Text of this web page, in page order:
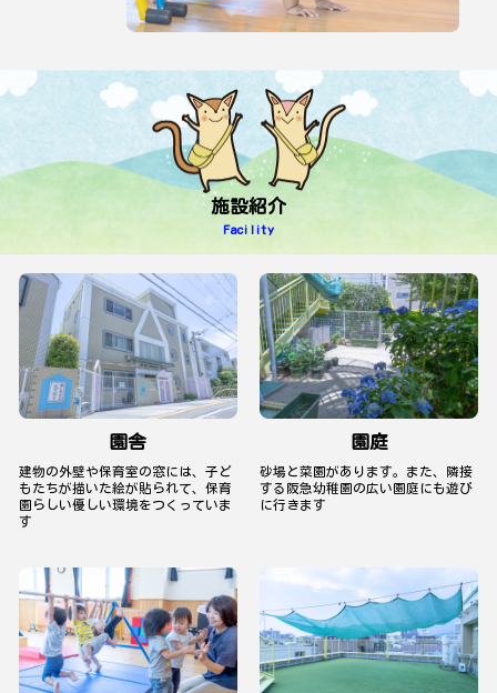
施設紹介
Facility
園舎
建物の外壁や保育室の窓には、子ど
もたちが描いた絵が貼られて、保育
園らしい優しい環境をつくっていま
す
園庭
砂場と菜園があります。また、隣接
する阪急幼稚園の広い園庭にも遊び
に行きます